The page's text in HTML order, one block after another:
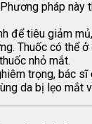
pháp
để tiêu giảm
Thuốc có thể
nhỏ mắt.
trọng, bác sĩ
da bị lẹo mắt